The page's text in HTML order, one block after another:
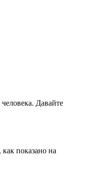
Давайте
показано на